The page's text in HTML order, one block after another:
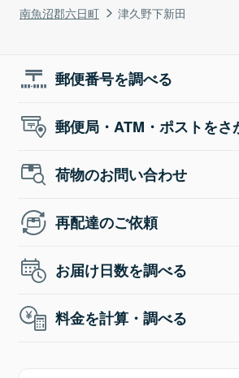
南魚沼郡六日町
津久野下新田
郵便番号を調べる
郵便局・ATM・ポストをさ
荷物のお問い合わせ
再配達のご依頼
お届け日数を調べる
料金を計算・調べる